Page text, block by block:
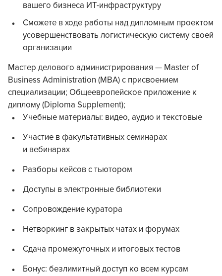
вашего бизнеса ИТ-инфраструктуру
Сможете в ходе работы над дипломным проектом
усовершенствовать логистическую систему своей
организации
Мастер делового администрирования — Master of
Business Administration (MBA) с присвоением
специализации; Общеевропейское приложение к
диплому (Diploma Supplement);
Учебные материалы: видео, аудио и текстовые
Участие в факультативных семинарах
и вебинарах
Разборы кейсов с тьютором
Доступы в электронные библиотеки
Сопровождение куратора
Нетворкинг в закрытых чатах и форумах
Сдача промежуточных и итоговых тестов
Бонус: безлимитный доступ ко всем курсам